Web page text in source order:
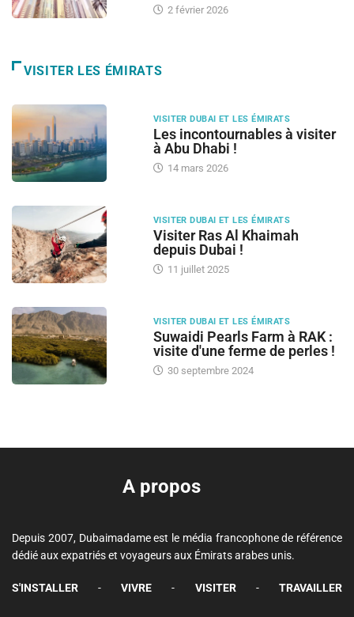
2 février 2026
VISITER LES ÉMIRATS
VISITER DUBAI ET LES ÉMIRATS
Les incontournables à visiter
à Abu Dhabi !
14 mars 2026
VISITER DUBAI ET LES ÉMIRATS
Visiter Ras Al Khaimah
depuis Dubai !
11 juillet 2025
VISITER DUBAI ET LES ÉMIRATS
Suwaidi Pearls Farm à RAK :
visite d'une ferme de perles !
30 septembre 2024
A propos
Depuis 2007, Dubaimadame est le média francophone de référence
dédié aux expatriés et voyageurs aux Émirats arabes unis.
S'INSTALLER - VIVRE - VISITER - TRAVAILLER